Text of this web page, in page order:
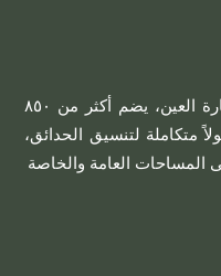
مشتل الأيادي الخضراء، يقع في إمارة العين، يضم أكثر من ٨٥٠
متكاملة لتنسيق الحدائق،
العامة والخاصة